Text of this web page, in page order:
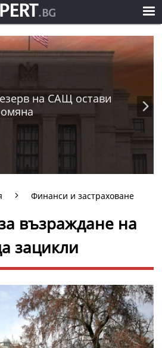
на САЩ остави
Финанси и застраховане
възраждане на
зацикли